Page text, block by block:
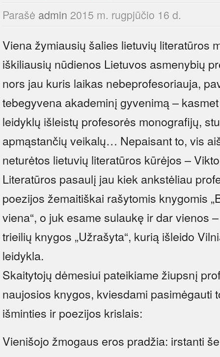
Parašė admin 2015 m. rugpjūčio 16 d.
Viena žymiausių šalies lietuvių literatūros
iškiliausių nūdienos Lietuvos asmenybių
nors jau kuris laikas nebeprofesoriauja,
tebegyvena akademinį gyvenimą –
leidyklų išleistų profesorės monografijų,
apmąstančių veikalų… Nepaisant to, vis
neturėtos lietuvių literatūros kūrėjos –
Literatūros pasaulį jau kiek ankstėliau
poezijos žemaitiškai rašytomis knygomis
viena“, o juk esame sulaukę ir dar vienos
trieilių knygos „Užrašyta“, kurią išleido
leidykla.
Skaitytojų dėmesiui pateikiame žiupsnį
naujosios knygos, kviesdami pasimėgauti
išminties ir poezijos krislais:
Vienišojo žmogaus eros pradžia: irstanti